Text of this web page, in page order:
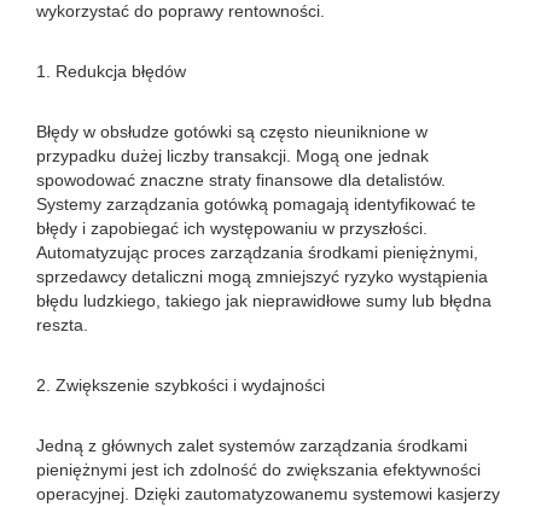
wykorzystać do poprawy rentowności.
1. Redukcja błędów
Błędy w obsłudze gotówki są często nieuniknione w
przypadku dużej liczby transakcji. Mogą one jednak
spowodować znaczne straty finansowe dla detalistów.
Systemy zarządzania gotówką pomagają identyfikować te
błędy i zapobiegać ich występowaniu w przyszłości.
Automatyzując proces zarządzania środkami pieniężnymi,
sprzedawcy detaliczni mogą zmniejszyć ryzyko wystąpienia
błędu ludzkiego, takiego jak nieprawidłowe sumy lub błędna
reszta.
2. Zwiększenie szybkości i wydajności
Jedną z głównych zalet systemów zarządzania środkami
pieniężnymi jest ich zdolność do zwiększania efektywności
operacyjnej. Dzięki zautomatyzowanemu systemowi kasjerzy